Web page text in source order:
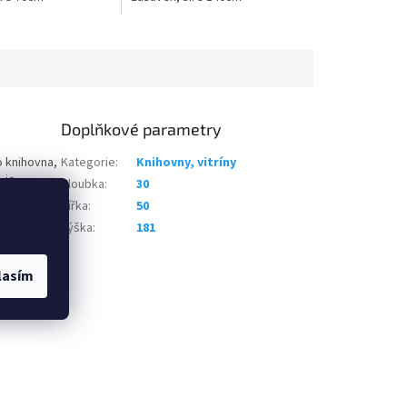
knihovna,
je
Doplňkové parametry
Kategorie:
Knihovny, vitríny
Hloubka:
30
Šířka:
50
Výška: 181